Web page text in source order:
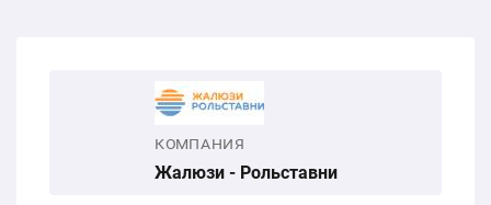
КОМПАНИЯ
Жалюзи - Рольставни